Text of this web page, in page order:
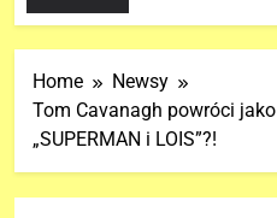
Home
Newsy
Tom Cavanagh powróci
„SUPERMAN i LOIS”?!